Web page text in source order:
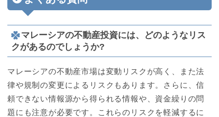
マレーシアの不動産投資には、どのようなリス
クがあるのでしょうか?
マレーシアの不動産市場は変動リスクが高く、また法
律や規制の変更によるリスクもあります。さらに、信
頼できない情報源から得られる情報や、資金繰りの問
題にも注意が必要です。これらのリスクを軽減するに